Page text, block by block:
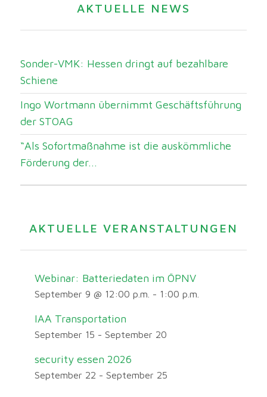
AKTUELLE NEWS
Sonder-VMK: Hessen dringt auf bezahlbare
Schiene
Ingo Wortmann übernimmt Geschäftsführung
der STOAG
“Als Sofortmaßnahme ist die auskömmliche
Förderung der...
AKTUELLE VERANSTALTUNGEN
Webinar: Batteriedaten im ÖPNV
September 9 @ 12:00 p.m. - 1:00 p.m.
IAA Transportation
September 15 - September 20
security essen 2026
September 22 - September 25